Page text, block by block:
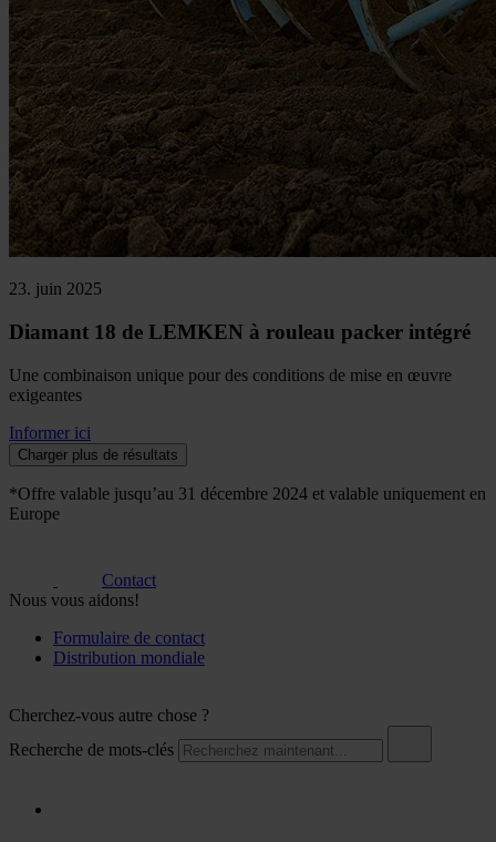
23. juin 2025
Diamant 18 de LEMKEN à rouleau packer intégré
Une combinaison unique pour des conditions de mise en œuvre
exigeantes
Informer ici
Charger plus de résultats
*Offre valable jusqu’au 31 décembre 2024 et valable uniquement en
Europe
Contact
Nous vous aidons!
Formulaire de contact
Distribution mondiale
Cherchez-vous autre chose ?
Recherche de mots-clés